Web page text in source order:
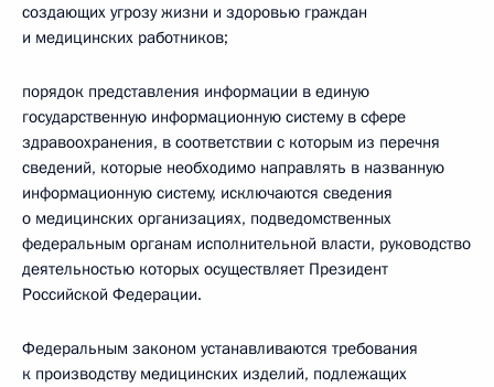
создающих угрозу жизни и здоровью граждан
и медицинских работников;
порядок представления информации в единую
государственную информационную систему в сфере
здравоохранения, в соответствии с которым из перечня
сведений, которые необходимо направлять в названную
информационную систему, исключаются сведения
о медицинских организациях, подведомственных
федеральным органам исполнительной власти, руководство
деятельностью которых осуществляет Президент
Российской Федерации.
Федеральным законом устанавливаются требования
к производству медицинских изделий, подлежащих